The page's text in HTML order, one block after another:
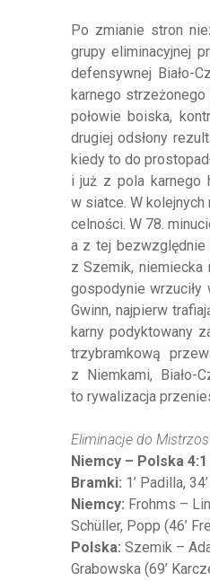
Po zmianie stron
grupy eliminacyjnej
defensywnej Biało-
karnego
połowie boiska,
drugiej odsłony
kiedy to do
i już z pola karnego
w siatce. W kolejnych
celności. W 78.
a z tej bezwzględnie
z Szemik, niemiecka
gospodynie
Gwinn, najpierw
karny podyktowany
trzybramkową
z Niemkami, Biało-
to rywalizacja
Eliminacje do
Niemcy – Polska
Bramki: 1’ Padilla,
Niemcy: Frohms –
Schüller, Popp (46’
Polska: Szemik –
Grabowska (69’